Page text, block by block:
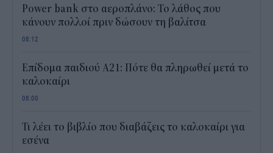
Power bank στο αεροπλάνο: Το λάθος που
κάνουν πολλοί πριν δώσουν τη βαλίτσα
08:12
Επίδομα παιδιού Α21: Πότε θα πληρωθεί μετά το
καλοκαίρι
08:00
Τι λέει το βιβλίο που διαβάζεις το καλοκαίρι για
εσένα